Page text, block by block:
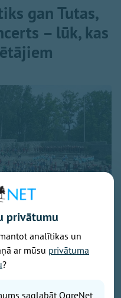
gan Tutas,
– lūk, kas
estrādē notiks Tutas
"Vasarai pa pēdām",
privātumu
analītikas un
ar mūsu privātuma
?
saglabāt OgreNet